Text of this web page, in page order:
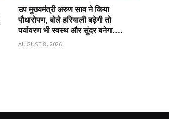
उप मुख्यमंत्री अरुण साव ने किया
पौधारोपण, बोले हरियाली बढ़ेगी तो
पर्यावरण भी स्वस्थ और सुंदर बनेगा….
AUGUST 8, 2026